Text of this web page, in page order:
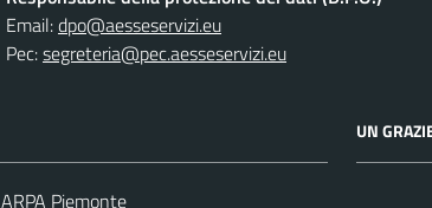
Email:dpo@aesseservizi.eu
Pec:segreteria@pec.aesseservizi.eu
ARPA Piemonte
UN